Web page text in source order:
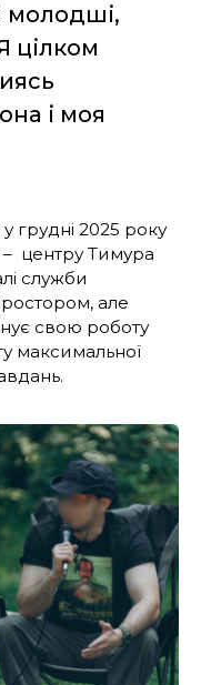
молодші,
цілком
і моя
грудні 2025 року
– центру Тимура
служби
але
свою роботу
максимальної